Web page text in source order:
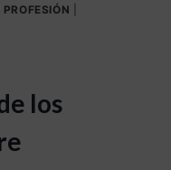
PROFESIÓN
los